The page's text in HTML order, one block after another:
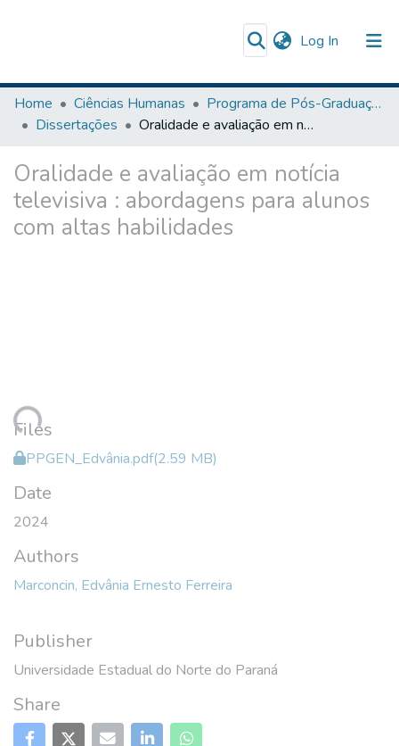
Log In (current)
Communities & Collections
Browse DSpace
The Repository
Home Ciências Humanas
Programa de Pós-Graduação em Ensino
Dissertações
Oralidade e avaliação em notícia televisiva : abordagens para alunos com altas habilidades
Oralidade e avaliação em notícia
televisiva : abordagens para alunos
com altas habilidades
Loading...
Files
PPGEN_Edvânia.pdf(2.59 MB)
Date
2024
Authors
Marconcin, Edvânia Ernesto Ferreira
Publisher
Universidade Estadual do Norte do Paraná
Share